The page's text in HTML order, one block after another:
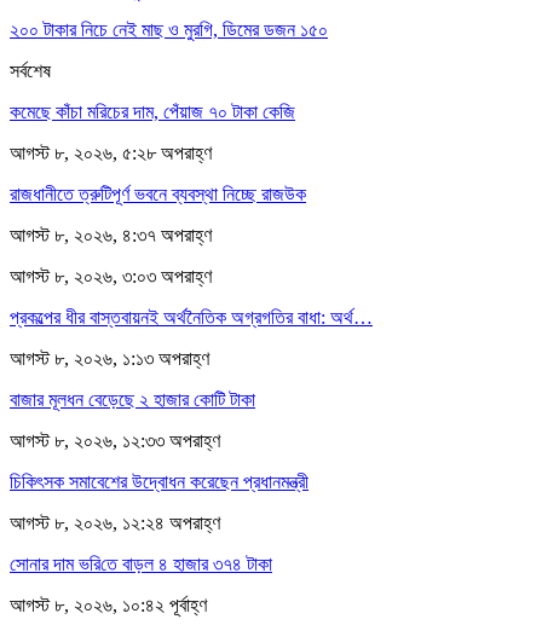
২০০ টাকার নিচে নেই মাছ ও মুরগি, ডিমের ডজন ১৫০
সর্বশেষ
কমেছে কাঁচা মরিচের দাম, পেঁয়াজ ৭০ টাকা কেজি
আগস্ট ৮, ২০২৬, ৫:২৮ অপরাহ্ণ
রাজধানীতে ত্রুটিপূর্ণ ভবনে ব্যবস্থা নিচ্ছে রাজউক
আগস্ট ৮, ২০২৬, ৪:৩৭ অপরাহ্ণ
আগস্ট ৮, ২০২৬, ৩:০৩ অপরাহ্ণ
প্রকল্পের ধীর বাস্তবায়নই অর্থনৈতিক অগ্রগতির বাধা: অর্থ…
আগস্ট ৮, ২০২৬, ১:১৩ অপরাহ্ণ
বাজার মূলধন বেড়েছে ২ হাজার কোটি টাকা
আগস্ট ৮, ২০২৬, ১২:৩৩ অপরাহ্ণ
চিকিৎসক সমাবেশের উদ্বোধন করেছেন প্রধানমন্ত্রী
আগস্ট ৮, ২০২৬, ১২:২৪ অপরাহ্ণ
সোনার দাম ভ‌রি‌তে বাড়ল ৪ হাজার ৩৭৪ টাকা
আগস্ট ৮, ২০২৬, ১০:৪২ পূর্বাহ্ণ